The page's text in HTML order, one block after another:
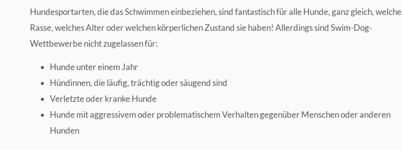
Hundesportarten, die das Schwimmen einbeziehen, sind fantastisch für alle Hunde, ganz gleich, welche
Rasse, welches Alter oder welchen körperlichen Zustand sie haben! Allerdings sind Swim-Dog-
Wettbewerbe nicht zugelassen für:
Hunde unter einem Jahr
Hündinnen, die läufig, trächtig oder säugend sind
Verletzte oder kranke Hunde
Hunde mit aggressivem oder problematischem Verhalten gegenüber Menschen oder anderen
Hunden